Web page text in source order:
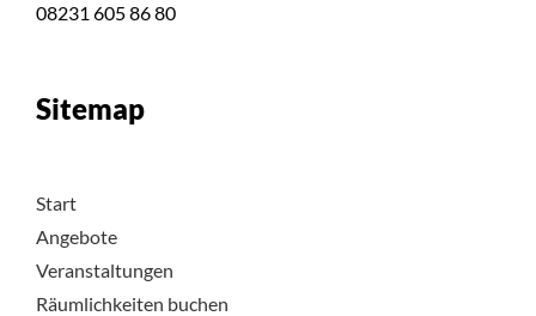
08231 605 86 80
Sitemap
Start
Angebote
Veranstaltungen
Räumlichkeiten buchen